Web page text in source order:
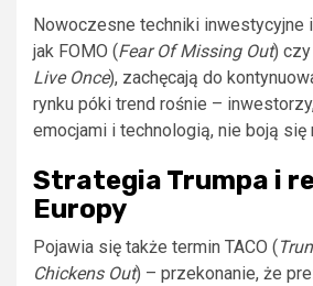
Nowoczesne techniki inwestycyjne
jak FOMO (Fear Of Missing Out) czy
Live Once), zachęcają do
rynku póki trend rośnie –
emocjami i technologią, nie boją się
Strategia Trumpa i
Europy
Pojawia się także termin TACO (
Chickens Out) – przekonanie, że